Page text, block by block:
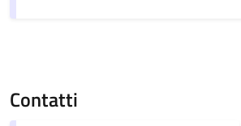
Contatti